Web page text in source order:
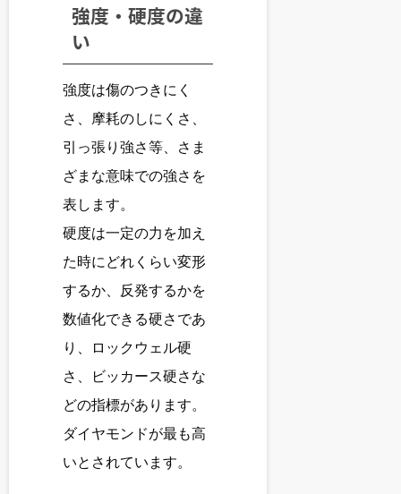
強度・硬度の違
い
強度は傷のつきにく
さ、摩耗のしにくさ、
引っ張り強さ等、さま
ざまな意味での強さを
表します。
硬度は一定の力を加え
た時にどれくらい変形
するか、反発するかを
数値化できる硬さであ
り、ロックウェル硬
さ、ビッカース硬さな
どの指標があります。
ダイヤモンドが最も高
いとされています。